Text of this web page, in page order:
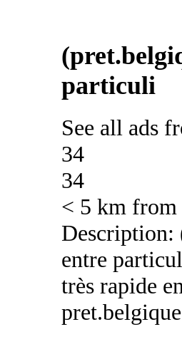
particuli
See all ads
34
34
< 5 km from
Description:
entre
très rapide